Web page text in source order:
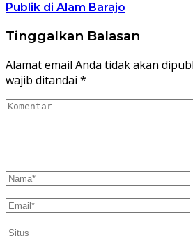
Publik di Alam Barajo
Tinggalkan Balasan
Alamat email Anda tidak akan
wajib ditandai *